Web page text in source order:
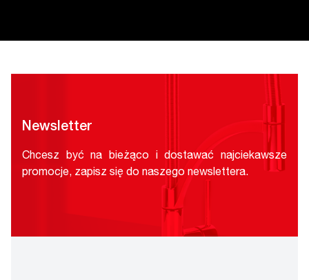
Newsletter
Chcesz być na bieżąco i dostawać najciekawsze
promocje, zapisz się do naszego newslettera.